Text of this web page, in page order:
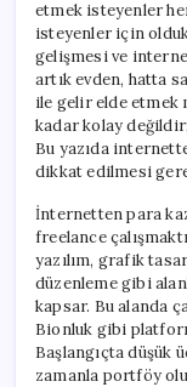
etmek isteyenler
isteyenler için
gelişmesi ve
artık evden, hatta
ile gelir elde etmek
kadar kolay
Bu yazıda
dikkat edilmesi
İnternetten para
freelance
yazılım, grafik
düzenleme gibi
kapsar. Bu alanda
Bionluk gibi
Başlangıçta düşük
zamanla portföy